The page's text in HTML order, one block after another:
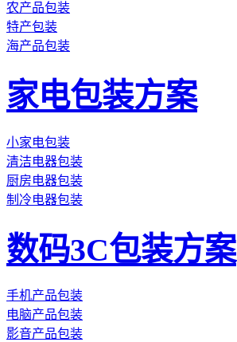
农产品包装
特产包装
海产品包装
家电包装方案
小家电包装
清洁电器包装
厨房电器包装
制冷电器包装
数码3C包装方案
手机产品包装
电脑产品包装
影音产品包装